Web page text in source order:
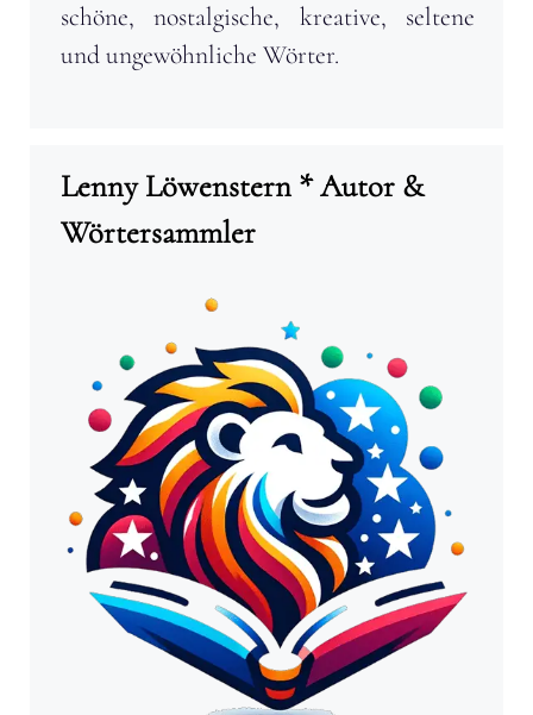
schöne, nostalgische, kreative, seltene
und ungewöhnliche Wörter.
Lenny Löwenstern * Autor &
Wörtersammler